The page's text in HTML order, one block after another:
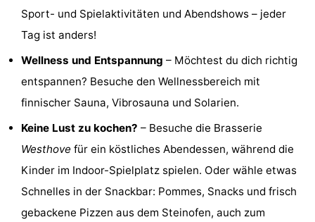
Oranjezon
Oostkapelle
Natur
Mantelingen
Westkapelle
Zoutelande
Walcherse
Dishoek
Sport- und Spielaktivitäten und Abendshows – jeder
Tag ist anders!
Wellness und Entspannung – Möchtest du dich richtig
entspannen? Besuche den Wellnessbereich mit
finnischer Sauna, Vibrosauna und Solarien.
Keine Lust zu kochen? – Besuche die Brasserie
Westhove für ein köstliches Abendessen, während die
Kinder im Indoor-Spielplatz spielen. Oder wähle etwas
Schnelles in der Snackbar: Pommes, Snacks und frisch
gebackene Pizzen aus dem Steinofen, auch zum